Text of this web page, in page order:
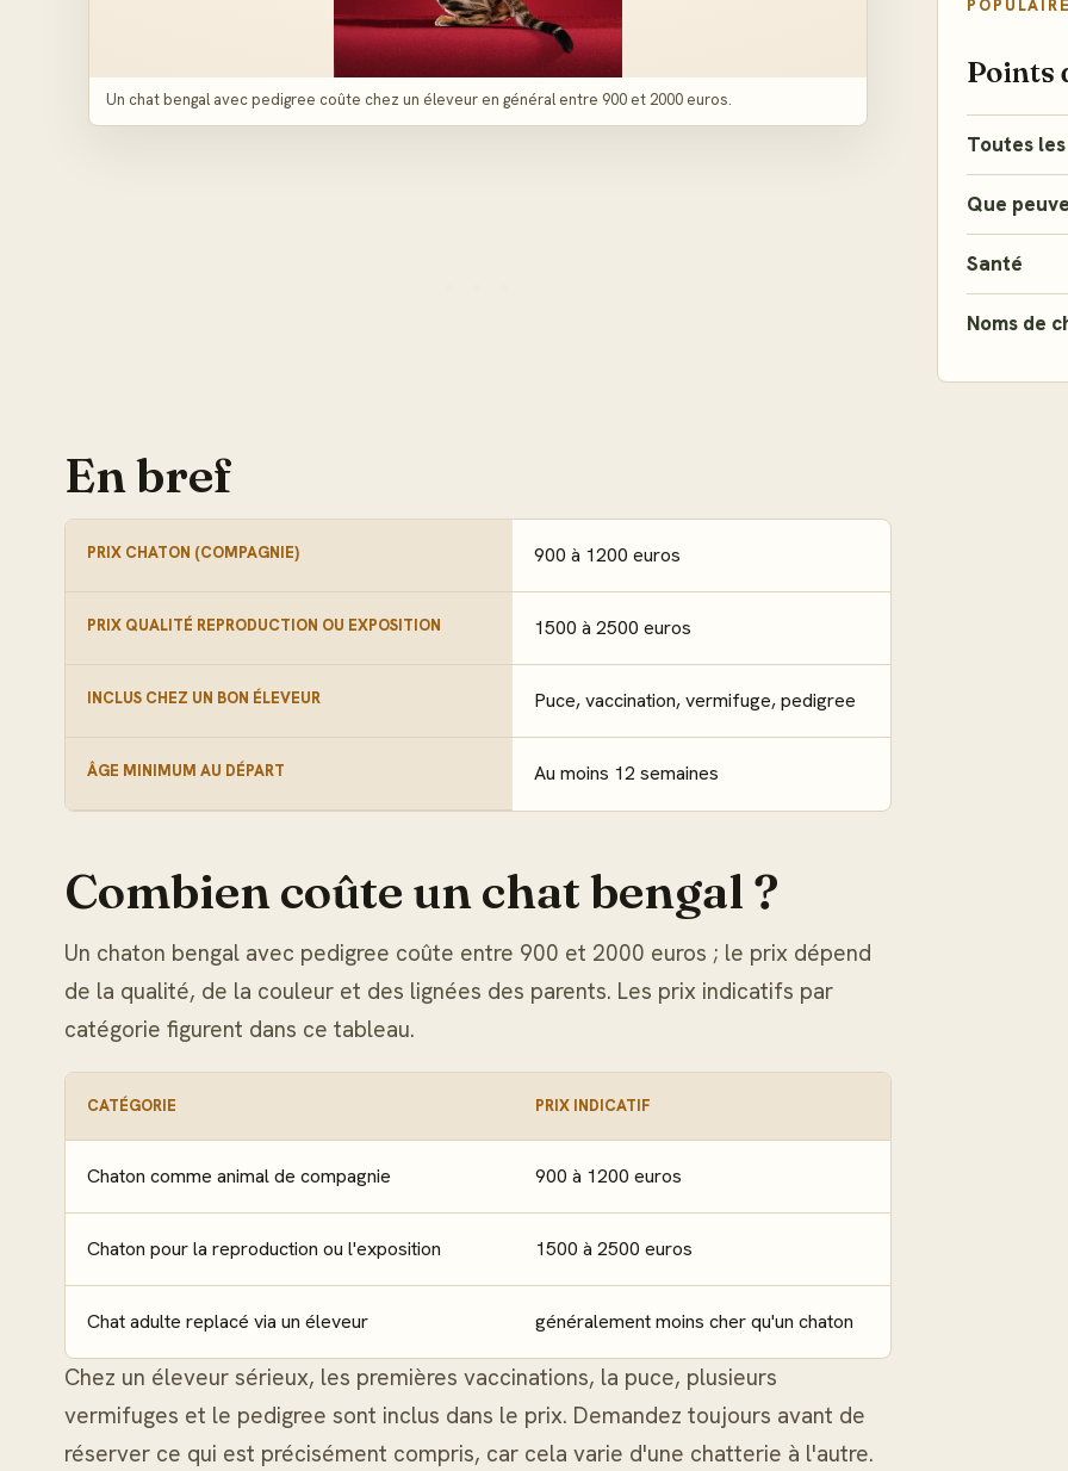
Un chat bengal avec pedigree coûte chez un éleveur en général entre 900 et 2000 euros.
En bref
PRIX CHATON (COMPAGNIE) 900 à 1200 euros
PRIX QUALITÉ REPRODUCTION OU EXPOSITION 1500 à 2500 euros
INCLUS CHEZ UN BON ÉLEVEUR Puce, vaccination, vermifuge, pedigree
ÂGE MINIMUM AU DÉPART Au moins 12 semaines
Combien coûte un chat bengal ?
Un chaton bengal avec pedigree coûte entre 900 et 2000 euros ; le prix dépend
de la qualité, de la couleur et des lignées des parents. Les prix indicatifs par
catégorie figurent dans ce tableau.
CATÉGORIE PRIX INDICATIF
Chaton comme animal de compagnie 900 à 1200 euros
Chaton pour la reproduction ou l'exposition 1500 à 2500 euros
Chat adulte replacé via un éleveur généralement moins cher qu'un chaton
Chez un éleveur sérieux, les premières vaccinations, la puce, plusieurs
vermifuges et le pedigree sont inclus dans le prix. Demandez toujours avant de
réserver ce qui est précisément compris, car cela varie d'une chatterie à l'autre.
POPULAIRE
Points
Toutes
Que
Santé
Noms de